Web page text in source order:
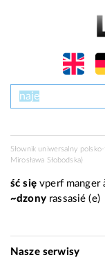
Słownik uniwersalny
Mirosława Słobodska)
ść się vperf manger
~dzony rassasié (e)
Nasze serwisy